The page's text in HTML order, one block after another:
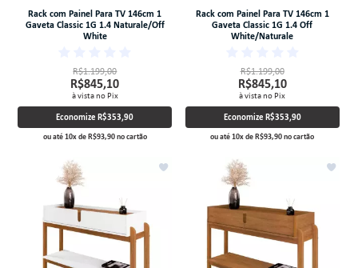
Rack com Painel Para TV 146cm 1
Gaveta Classic 1G 1.4 Naturale/Off
White
R$1.199,00
R$845,10
à vista no Pix
EconomizeR$353,90
ou até10xdeR$93,90no cartão
Rack com Painel Para TV 146cm 1
Gaveta Classic 1G 1.4 Off
White/Naturale
R$1.199,00
R$845,10
à vista no Pix
Economize R$353,90
ou até10xdeR$93,90no cartão